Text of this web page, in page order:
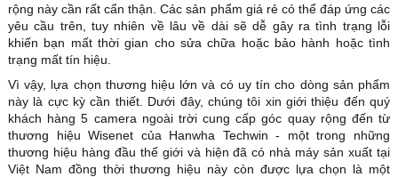
rộng này cần rất cẩn thận. Các sản phẩm giá rẻ có thể đáp ứng các
yêu cầu trên, tuy nhiên về lâu về dài sẽ dễ gây ra tình trạng lỗi
khiến bạn mất thời gian cho sửa chữa hoặc bảo hành hoặc tình
trạng mất tín hiệu.
Vì vậy, lựa chọn thương hiệu lớn và có uy tín cho dòng sản phẩm
này là cực kỳ cần thiết. Dưới đây, chúng tôi xin giới thiệu đến quý
khách hàng 5 camera ngoài trời cung cấp góc quay rộng đến từ
thương hiệu Wisenet của Hanwha Techwin - một trong những
thương hiệu hàng đầu thế giới và hiện đã có nhà máy sản xuất tại
Việt Nam đồng thời thương hiệu này còn được lựa chọn là một